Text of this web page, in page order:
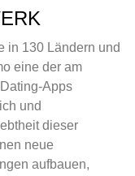
in 130 Ländern und
eine der am
Apps
und
dieser
neue
aufbauen,